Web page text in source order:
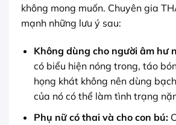
không mong muốn. Chuyên gia
mạnh những lưu ý sau:
Không dùng cho người âm hư
có biểu hiện nóng trong, táo
họng khát không nên dùng
của nó có thể làm tình trạng
Phụ nữ có thai và cho con bú: